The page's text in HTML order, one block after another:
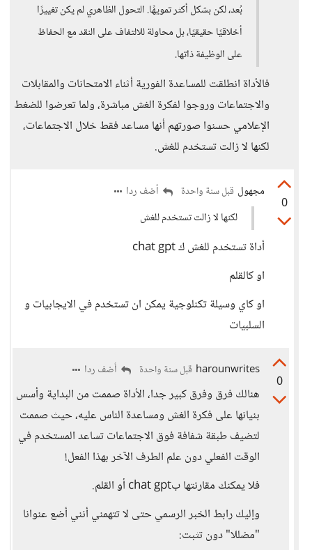
بُعد، لكن بشكل أكثر تمويهًا. التحول الظاهري لم يكن تغييرًا
أخلاقيًا حقيقيًا، بل محاولة للالتفاف على النقد مع الحفاظ
على الوظيفة ذاتها.
فالأداة انطلقت للمساعدة الفورية أثناء الامتحانات والمقابلات
والاجتماعات وروجوا لفكرة الغش مباشرة، ولما تعرضوا للضغط
الإعلامي حسنوا صورتهم أنها مساعد فقط خلال الاجتماعات،
لكنها لا زالت تستخدم للغش.
0
مجهول قبل سنة واحدة
أضف ردا
لكنها لا زالت تستخدم للغش
أداة تستخدم للغش ك chat gpt
او كالقلم
او كاي وسيلة تكنلوجية يمكن ان تستخدم في الايجابيات و
السلبيات
0
harounwrites قبل سنة واحدة أضف ردا
هنالك فرق وفرق كبير جدا، الأداة صممت من البداية وأسس
بنيانها على فكرة الغش ومساعدة الناس عليه، حيث صممت
لتضيف طبقة شفافة فوق الاجتماعات تساعد المستخدم في
الوقت الفعلي دون علم الطرف الآخر بهذا الفعل!
فلا يمكنك مقارنتها بchat gpt أو القلم.
وإليك رابط الخبر الرسمي حتى لا تتهمني أنني أضع عنوانا
"مضللا" دون تثبت: